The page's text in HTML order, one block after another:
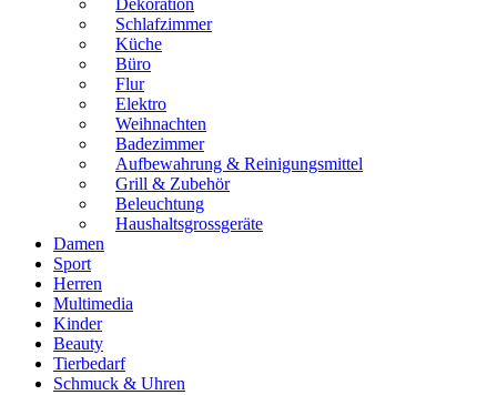
Dekoration
Schlafzimmer
Küche
Büro
Flur
Elektro
Weihnachten
Badezimmer
Aufbewahrung & Reinigungsmittel
Grill & Zubehör
Beleuchtung
Haushaltsgrossgeräte
Damen
Sport
Herren
Multimedia
Kinder
Beauty
Tierbedarf
Schmuck & Uhren